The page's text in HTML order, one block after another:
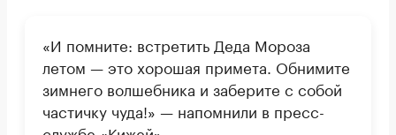
«И помните: встретить Деда Мороза
летом — это хорошая примета. Обнимите
зимнего волшебника и заберите с собой
частичку чуда!» — напомнили в пресс-